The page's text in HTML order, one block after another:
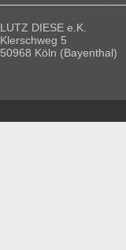
LUTZ DIESE e.K.
Klerschweg 5
50968 Köln (Bayenthal)